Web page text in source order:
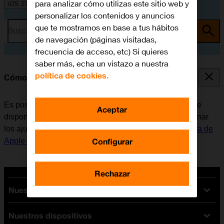
iOS 17
Busca por problema o tema
Cómo seleccionar los ajustes de FaceTime
Es posible realizar videollamadas a otro dispositivo que
disponga de la función FaceTime. Para poder seleccionar
los ajustes de FaceTime, es necesarioactivar la Cuenta de
Apple en el móvil
Nuestras tarifas
Tarifas Orange
Nuestros dispositivos
para analizar cómo utilizas este sitio web y
personalizar los contenidos y anuncios
que te mostramos en base a tus hábitos
de navegación (páginas visitadas,
frecuencia de acceso, etc) Si quieres
saber más, echa un vistazo a nuestra
política de cookies.
Configurar
Rechazar
Aceptar